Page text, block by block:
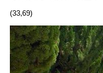
(33,69)